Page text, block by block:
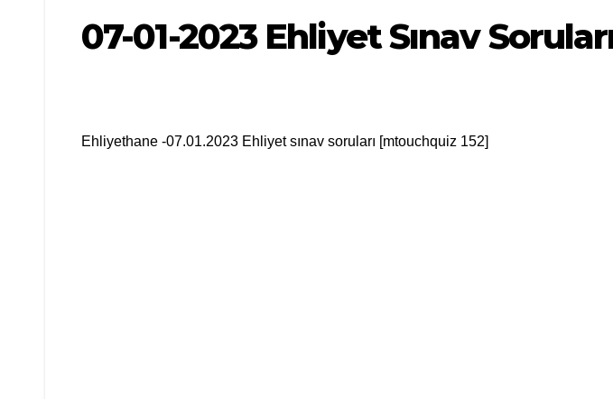
07-01-2023 Ehliyet Sınav
Ehliyethane -07.01.2023 Ehliyet sınav soruları [mtouchquiz 152]